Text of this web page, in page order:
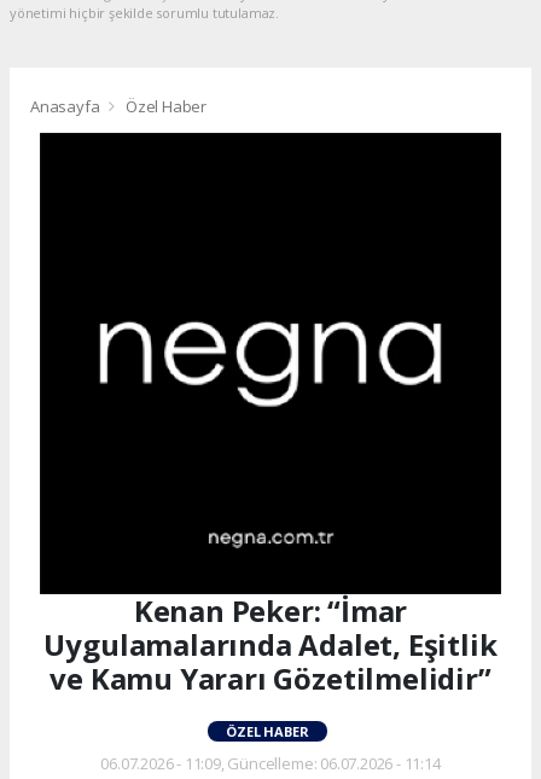
yönetimi hiçbir şekilde sorumlu tutulamaz.
Anasayfa Özel Haber
Kenan Peker: “İmar
Uygulamalarında Adalet, Eşitlik
ve Kamu Yararı Gözetilmelidir”
ÖZEL HABER
06.07.2026 - 11:09, Güncelleme: 06.07.2026 - 11:14